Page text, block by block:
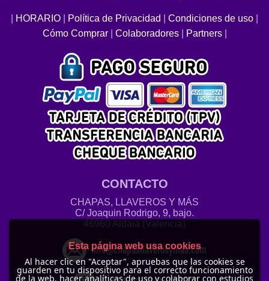
HORARIO Política de Privacidad Condiciones de uso
Cómo Comprar
Colaboradores Partners
CONTACTO
CHAPAS, LLAVEROS Y MÁS
C/ Joaquin Rodrigo, 9, bajo.
46960 Aldaia (Valencia)
info@chapasllaverosymas.com
Esta página web usa cookies
Al hacer clic en "Aceptar", apruebas que las cookies se
guarden en tu dispositivo para el correcto funcionamiento
de la web, hacer analíticas de uso y colaborar con estudios